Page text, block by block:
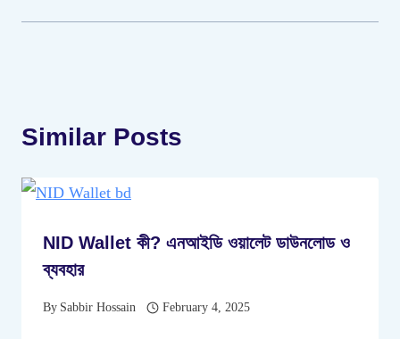
Similar Posts
NID Wallet কী? এনআইডি ওয়ালেট ডাউনলোড ও
ব্যবহার
By Sabbir Hossain February 4, 2025